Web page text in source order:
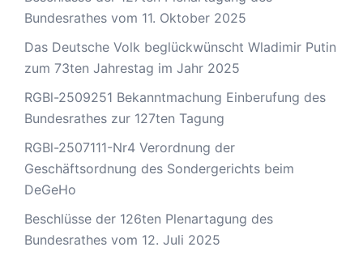
Bundesrathes vom 11. Oktober 2025
Das Deutsche Volk beglückwünscht Wladimir Putin
zum 73ten Jahrestag im Jahr 2025
RGBl-2509251 Bekanntmachung Einberufung des
Bundesrathes zur 127ten Tagung
RGBl-2507111-Nr4 Verordnung der
Geschäftsordnung des Sondergerichts beim
DeGeHo
Beschlüsse der 126ten Plenartagung des
Bundesrathes vom 12. Juli 2025